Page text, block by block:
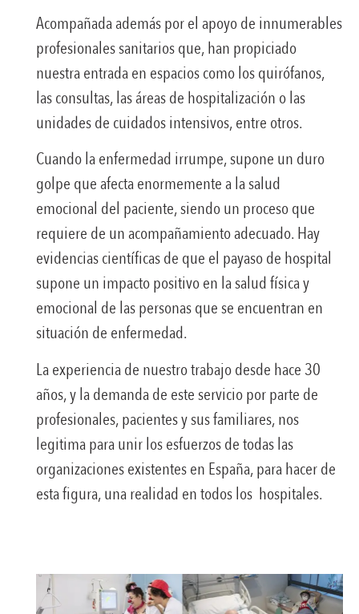
Acompañada además por el apoyo de innumerables
profesionales sanitarios que, han propiciado
nuestra entrada en espacios como los quirófanos,
las consultas, las áreas de hospitalización o las
unidades de cuidados intensivos, entre otros.
Cuando la enfermedad irrumpe, supone un duro
golpe que afecta enormemente a la salud
emocional del paciente, siendo un proceso que
requiere de un acompañamiento adecuado. Hay
evidencias científicas de que el payaso de hospital
supone un impacto positivo en la salud física y
emocional de las personas que se encuentran en
situación de enfermedad.
La experiencia de nuestro trabajo desde hace 30
años, y la demanda de este servicio por parte de
profesionales, pacientes y sus familiares, nos
legitima para unir los esfuerzos de todas las
organizaciones existentes en España, para hacer de
esta figura, una realidad en todos los hospitales.